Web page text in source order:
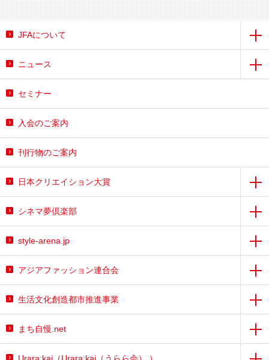
JFAについて
ニュース
セミナー
入会のご案内
刊行物のご案内
日本クリエイション大賞
シネマ夢倶楽部
style-arena.jp
アジアファッション連合会
生活文化創造都市推進事業
まち自慢.net